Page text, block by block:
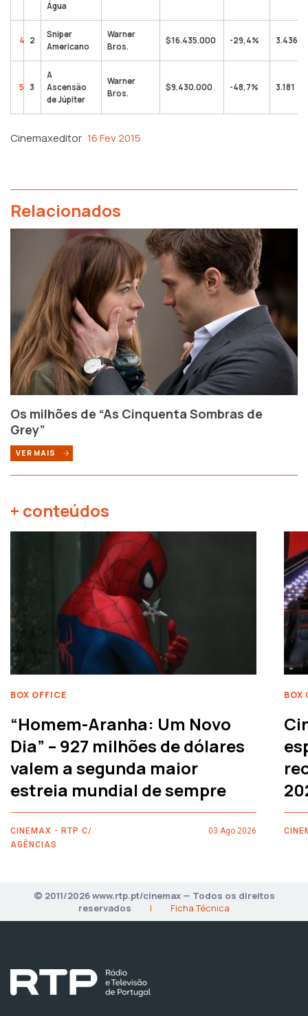
Água
4 2
Sniper
Americano
Warner
Bros.
$16.435.000 -29,4% 3.436
5 3
A
Ascensão
de Júpiter
Warner
Bros.
$9.430.000 -48,7% 3.181
Cinemaxeditor 16 Fev 2015
Relacionados
Os milhões de “As Cinquenta Sombras de
Grey”
VER MAIS
+ conteúdos
BOX OFFICE
“Homem-Aranha: Um Novo
Dia” – 927 milhões de dólares
valem a segunda maior
estreia mundial de sempre
CINEMAX - RTP C/
AGÊNCIAS
03 Ago 2026
BOX
© 2011/2026 www.rtp.pt/cinemax — Todos os direitos
reservados
| Ficha Técnica